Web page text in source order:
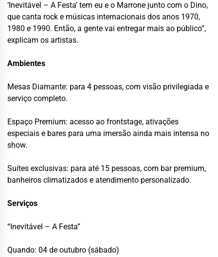
‘Inevitável – A Festa’ tem eu e o Marrone junto com o Dino,
que canta rock e músicas internacionais dos anos 1970,
1980 e 1990. Então, a gente vai entregar mais ao público”,
explicam os artistas.
Ambientes
Mesas Diamante: para 4 pessoas, com visão privilegiada e
serviço completo.
Espaço Premium: acesso ao frontstage, ativações
especiais e bares para uma imersão ainda mais intensa no
show.
Suítes exclusivas: para até 15 pessoas, com bar premium,
banheiros climatizados e atendimento personalizado.
Serviços
“Inevitável – A Festa”
Quando: 04 de outubro (sábado)